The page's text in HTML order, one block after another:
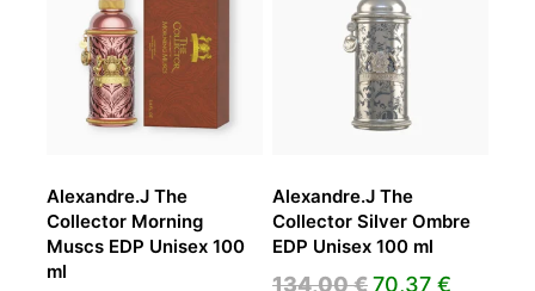
Alexandre.J The
Collector Morning
Muscs EDP Unisex 100
ml
Alexandre.J The
Collector Silver Ombre
EDP Unisex 100 ml
134,00€Original
70,37 €